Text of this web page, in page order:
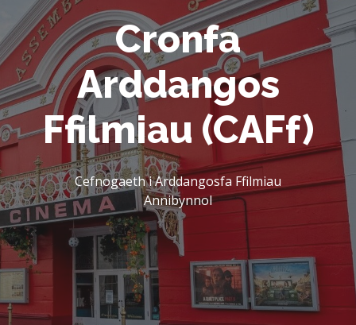
Cronfa
Arddangos
Ffilmiau (CAFf)
Cefnogaeth i Arddangosfa Ffilmiau
Annibynnol